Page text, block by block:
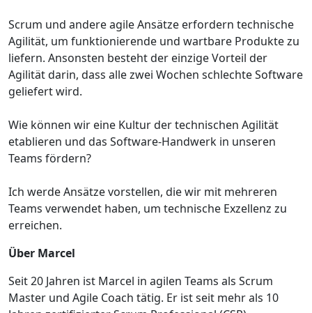
Scrum und andere agile Ansätze erfordern technische
Agilität, um funktionierende und wartbare Produkte zu
liefern. Ansonsten besteht der einzige Vorteil der
Agilität darin, dass alle zwei Wochen schlechte Software
geliefert wird.
Wie können wir eine Kultur der technischen Agilität
etablieren und das Software-Handwerk in unseren
Teams fördern?
Ich werde Ansätze vorstellen, die wir mit mehreren
Teams verwendet haben, um technische Exzellenz zu
erreichen.
Über Marcel
Seit 20 Jahren ist Marcel in agilen Teams als Scrum
Master und Agile Coach tätig. Er ist seit mehr als 10